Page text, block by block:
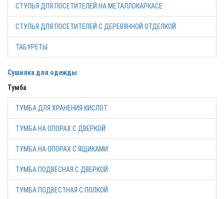
СТУЛЬЯ ДЛЯ ПОСЕТИТЕЛЕЙ НА МЕТАЛЛОКАРКАСЕ
СТУЛЬЯ ДЛЯ ПОСЕТИТЕЛЕЙ С ДЕРЕВЯННОЙ ОТДЕЛКОЙ
ТАБУРЕТЫ
Сушилка для одежды
Тумба
ТУМБА ДЛЯ ХРАНЕНИЯ КИСЛОТ
ТУМБА НА ОПОРАХ С ДВЕРКОЙ
ТУМБА НА ОПОРАХ С ЯЩИКАМИ
ТУМБА ПОДВЕСНАЯ С ДВЕРКОЙ
ТУМБА ПОДВЕСТНАЯ С ПОЛКОЙ